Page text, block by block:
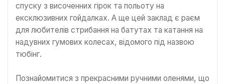
спуску з височенних гірок та польоту на
ексклюзивних гойдалках. А ще цей заклад є раєм
для любителів стрибання на батутах та катання на
надувних гумових колесах, відомого під назвою
тюбінг.
Познайомитися з прекрасними ручними оленями, що